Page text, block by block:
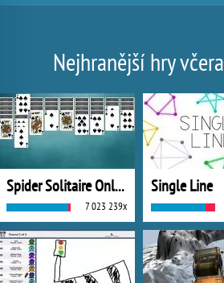
Nejhranější hry včera
Spider Solitaire Online
7 023 239x
Single Line